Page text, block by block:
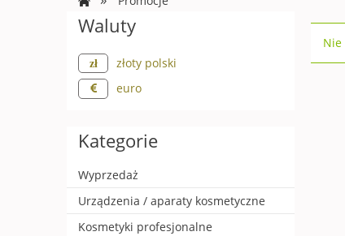
Waluty
złoty polski
euro
Kategorie
Wyprzedaż
Urządzenia / aparaty kosmetyczne
Kosmetyki profesjonalne
Nie